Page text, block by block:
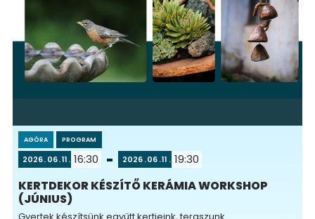
AGÓRA PROGRAM
2026 06 11 16:30 2026 06 11 19:30
KERTDEKOR KÉSZÍTŐ KERÁMIA WORKSHOP
(JÚNIUS)